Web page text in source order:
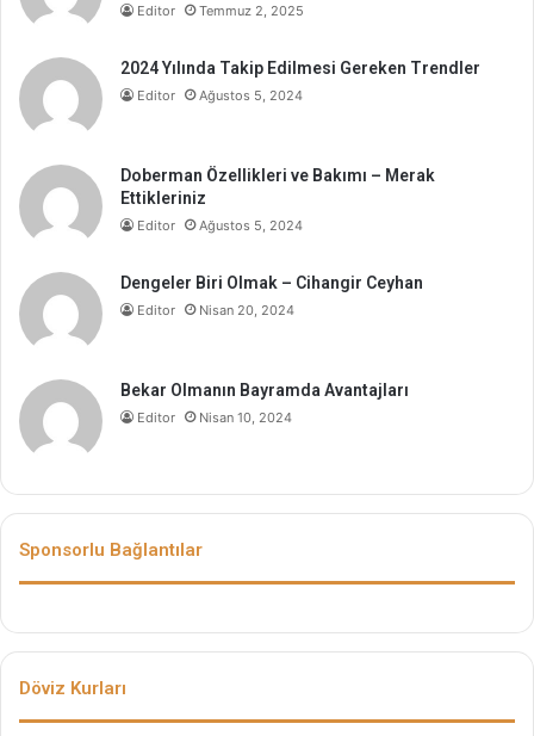
Editor Temmuz 2, 2025
2024 Yılında Takip Edilmesi Gereken Trendler
Editor Ağustos 5, 2024
Doberman Özellikleri ve Bakımı – Merak
Ettikleriniz
Editor Ağustos 5, 2024
Dengeler Biri Olmak – Cihangir Ceyhan
Editor Nisan 20, 2024
Bekar Olmanın Bayramda Avantajları
Editor Nisan 10, 2024
Sponsorlu Bağlantılar
Döviz Kurları